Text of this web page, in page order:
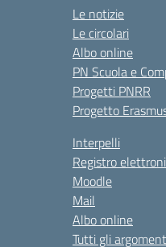
Le notizie
Le circolari
Albo online
PN Scuola e
Progetti PNRR
Progetto
Interpelli
Registro
Moodle
Mail
Albo online
Tutti gli